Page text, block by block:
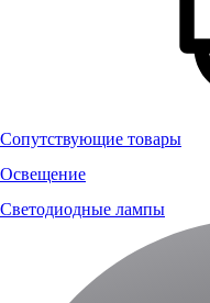
Сопутствующие товары
Освещение
Светодиодные лампы